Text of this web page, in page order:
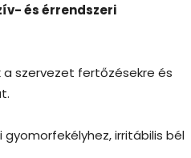
és érrendszeri
szervezet fertőzésekre és
irritábilis bél